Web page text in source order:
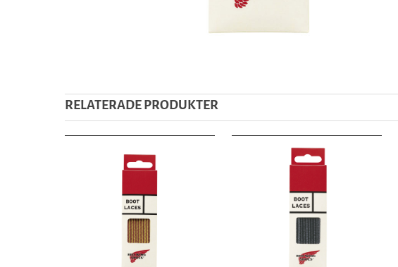
RELATERADE PRODUKTER